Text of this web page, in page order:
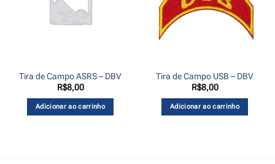
Tira de Campo ASRS – DBV
R$8,00
Adicionar ao carrinho
Tira de Campo USB – DBV
R$8,00
Adicionar ao carrinho